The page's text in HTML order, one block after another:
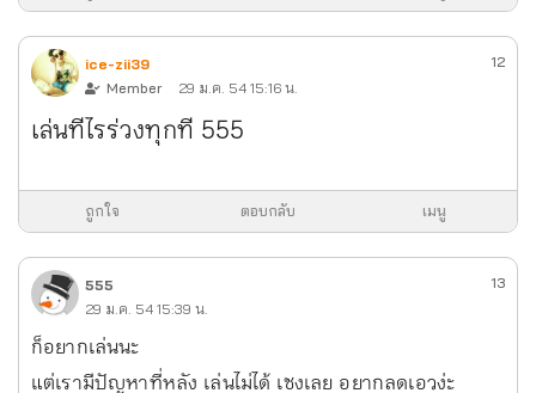
ice-zii39
Member
29 ม.ค. 54 15:16 น.
12
เล่นทีไรร่วงทุกที 555
ถูกใจ ตอบกลับ เมนู
555
29 ม.ค. 54 15:39 น.
13
ก็อยากเล่นนะ
แต่เรามีปัญหาที่หลัง เล่นไม่ได้ เซงเลย อยากลดเอวง่ะ